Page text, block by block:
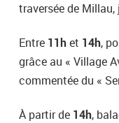
traversée de Millau,
Entre 11het 14h,
grâce au « Village
commentée du «
À partir de 14h,